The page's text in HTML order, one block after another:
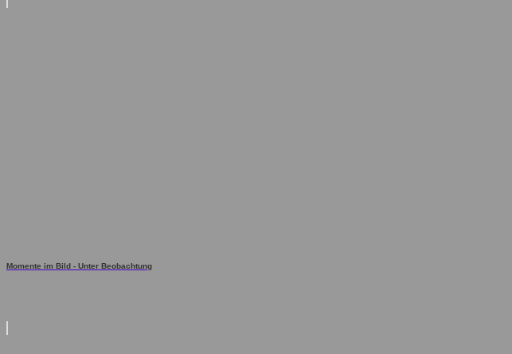
Momente im Bild - Unter Beobachtung